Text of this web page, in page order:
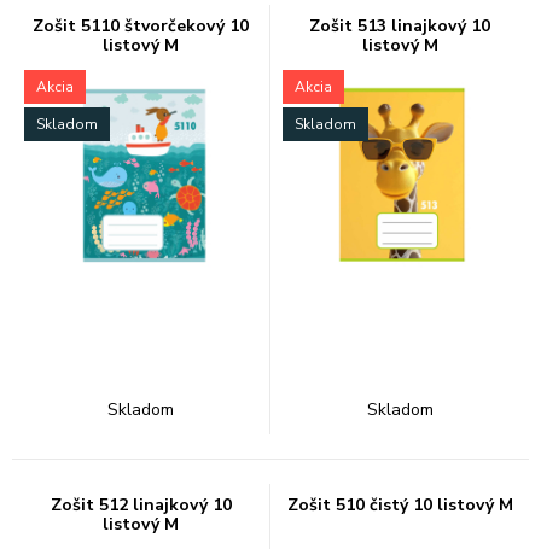
Zošit 5110 štvorčekový 10
listový M
Akcia
Skladom
Skladom
Zošit 513 linajkový 10
listový M
Akcia
Skladom
Skladom
Zošit 512 linajkový 10
listový M
Zošit 510 čistý 10 listový M